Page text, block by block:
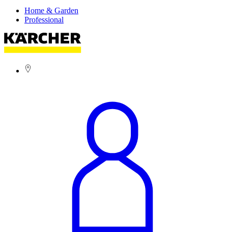
Home & Garden
Professional